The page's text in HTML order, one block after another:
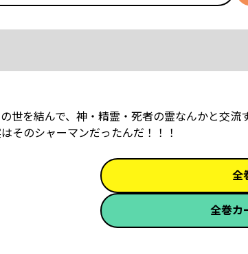
を結んで、神・精霊・死者の霊なんかと交流
そのシャーマンだったんだ！！！
全
全巻カ